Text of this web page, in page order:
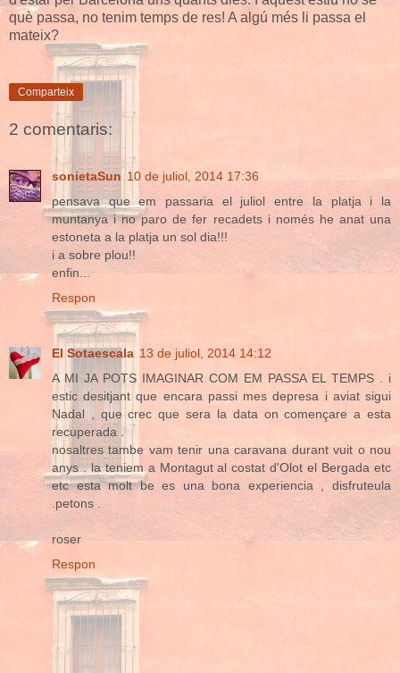
què passa, no tenim temps de res! A algú més li passa el
mateix?
Comparteix
2 comentaris:
sonietaSun 10 de juliol, 2014 17:36
pensava que em passaria el juliol entre la platja i la
muntanya i no paro de fer recadets i només he anat una
estoneta a la platja un sol dia!!!
i a sobre plou!!
enfin...
Respon
El Sotaescala 13 de juliol, 2014 14:12
A MI JA POTS IMAGINAR COM EM PASSA EL TEMPS . i
estic desitjant que encara passi mes depresa i aviat sigui
Nadal , que crec que sera la data on començare a esta
recuperada .
nosaltres tambe vam tenir una caravana durant vuit o nou
anys . la teniem a Montagut al costat d'Olot el Bergada etc
etc esta molt be es una bona experiencia , disfruteula
.petons .
roser
Respon